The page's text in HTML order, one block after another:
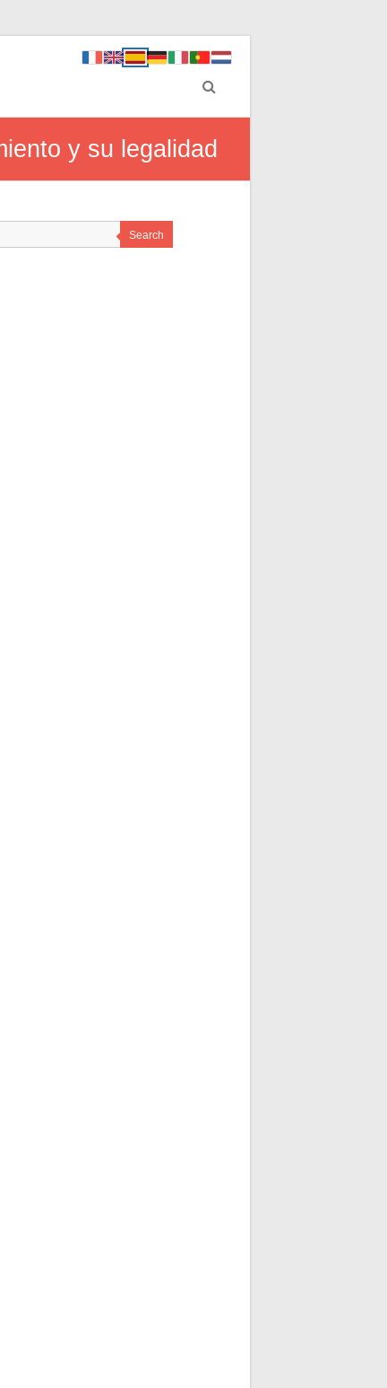
y su legalidad
Search